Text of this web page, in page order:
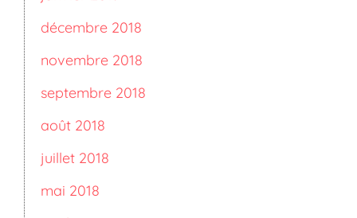
décembre 2018
novembre 2018
septembre 2018
août 2018
juillet 2018
mai 2018